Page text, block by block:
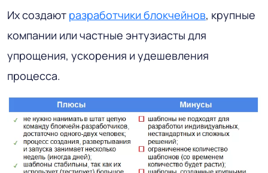
Их создают разработчики блокчейнов, крупные
компании или частные энтузиасты для
упрощения, ускорения и удешевления
процесса.